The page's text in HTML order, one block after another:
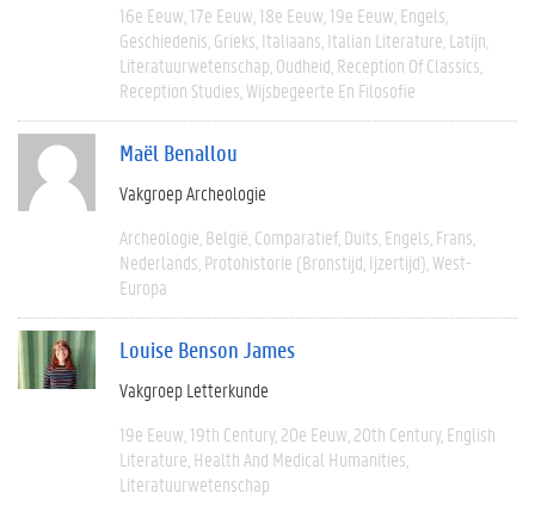
16e Eeuw 17e Eeuw 18e Eeuw 19e Eeuw Engels
Geschiedenis Grieks Italiaans Italian Literature Latijn
Literatuurwetenschap Oudheid Reception Of Classics
Reception Studies Wijsbegeerte En Filosofie
Maël Benallou
Vakgroep Archeologie
Archeologie België Comparatief Duits Engels Frans
Nederlands Protohistorie (bronstijd, Ijzertijd) West-
Europa
Louise Benson James
Vakgroep Letterkunde
19e Eeuw 19th Century 20e Eeuw 20th Century English
Literature Health And Medical Humanities
Literatuurwetenschap